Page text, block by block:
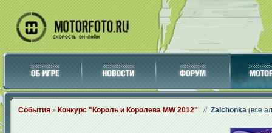
События » Конкурс "Король и Королева MW 2012" // Zaichonka (все